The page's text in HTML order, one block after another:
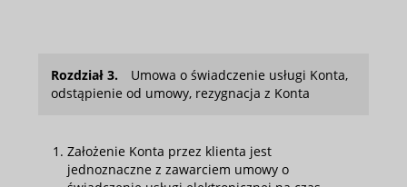
Rozdział 3.
Umowa o świadczenie usługi Konta,
odstąpienie od umowy, rezygnacja z Konta
Założenie Konta przez klienta jest
jednoznaczne z zawarciem umowy o